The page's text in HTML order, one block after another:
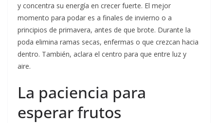
y concentra su energía en crecer fuerte. El mejor
momento para podar es a finales de invierno o a
principios de primavera, antes de que brote. Durante la
poda elimina ramas secas, enfermas o que crezcan hacia
dentro. También, aclara el centro para que entre luz y
aire.
La paciencia para
esperar frutos